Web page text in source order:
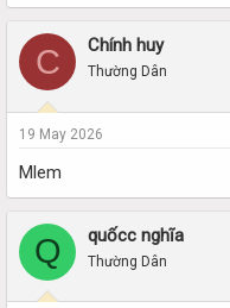
C Chính huy
Thường Dân
19 May 2026
Mlem
Q quốcc nghĩa
Thường Dân